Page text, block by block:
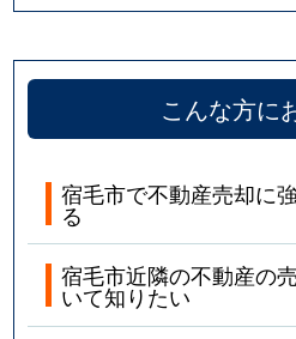
こんな方に
宿毛市で不動産売却に
る
宿毛市近隣の不動産の
いて知りたい